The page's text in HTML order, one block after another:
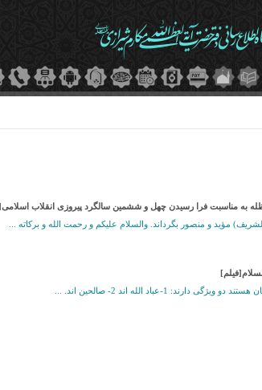
به مناسبت فرا رسیدن چهل و ششمین سالگرد پیروزی انقلاب
مؤید و منصور بگرداند. والسلام علیکم و رحمت الله و برکاته ...
دارند: 1-عباد الله اند 2- صالحین اند. ...